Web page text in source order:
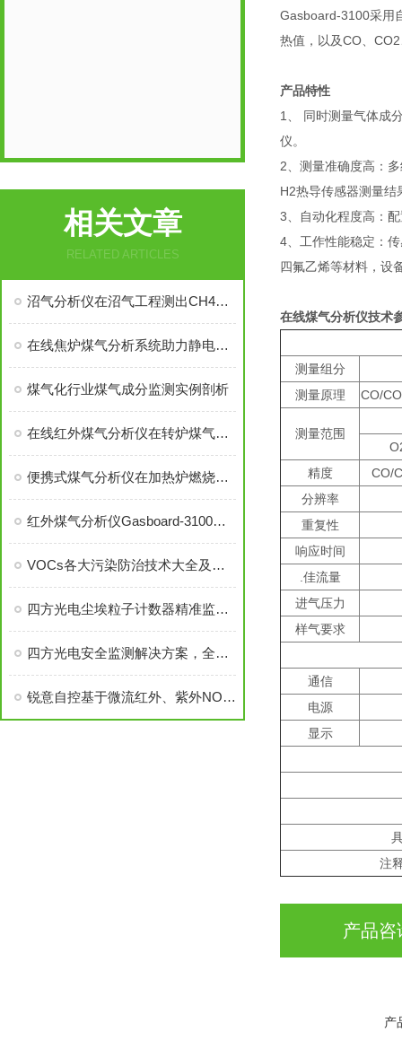
相关文章
RELATED ARTICLES
沼气分析仪在沼气工程测出CH4浓度达94%的沼气！
在线焦炉煤气分析系统助力静电除尘工艺安全管理
煤气化行业煤气成分监测实例剖析
在线红外煤气分析仪在转炉煤气回收中的应用
便携式煤气分析仪在加热炉燃烧优化控制中的应用
红外煤气分析仪Gasboard-3100在煤气混合站的应用
VOCs各大污染防治技术大全及费用评估
四方光电尘埃粒子计数器精准监测微粒污染，助力显示面板制程良率提升
四方光电安全监测解决方案，全力守护城市生命线
锐意自控基于微流红外、紫外NOX传感器、汽车尾气分析仪通过多省计量认证
Gasboard-3100采用
热值，以及CO、
产品特性
1、 同时测量气体成
仪。
2、测量准确度高：
H2热导传感器测量
3、自动化程度高：
4、工作性能稳定：
四氟乙烯等材料，设
在线煤气分析仪技术
测量组分
测量原理
CO/
测量范围
精度
CO/
分辨率
重复性
响应时间
.佳流量
进气压力
样气要求
通信
电源
显示
注
产品咨
产